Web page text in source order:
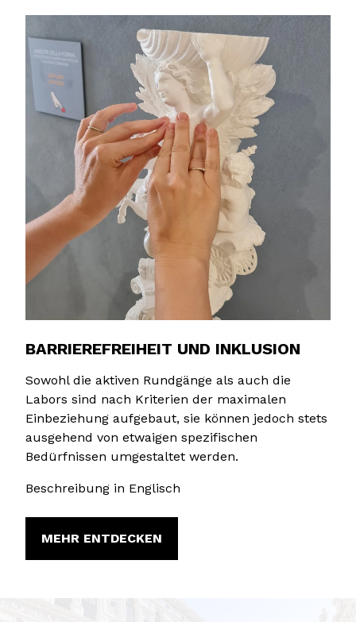
BARRIEREFREIHEIT UND INKLUSION
Sowohl die aktiven Rundgänge als auch die
Labors sind nach Kriterien der maximalen
Einbeziehung aufgebaut, sie können jedoch stets
ausgehend von etwaigen spezifischen
Bedürfnissen umgestaltet werden.
Beschreibung in Englisch
MEHR ENTDECKEN